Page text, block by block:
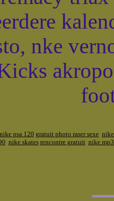
nke
nike psa 120 gratuit photo raser sexe
nike skates rencontre gratuit nike